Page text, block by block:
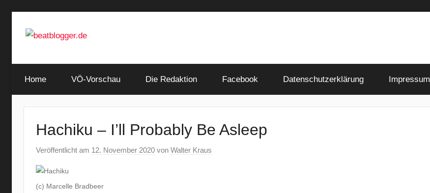
Inhalt
beatblogger.de
and
the
Home VÖ-Vorschau Die Redaktion Facebook Datenschutzerklärung Impressum
Hachiku – I’ll Probably Be Asleep
Veröffentlicht am 12. November 2020 von Walter Kraus
(c) Marcelle Bradbeer